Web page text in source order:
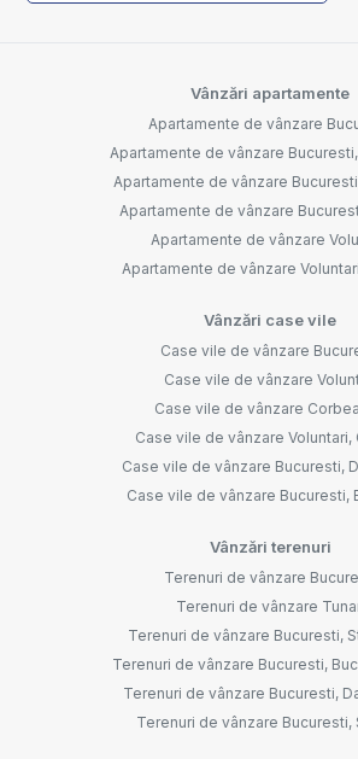
Vânzări apartamente
Apartamente de vânzare
Apartamente de vânzare
Apartamente de vânzare
Apartamente de vânzare
Apartamente de vânzare
Apartamente de vânzare
Vânzări case vile
Case vile de vânzare
Case vile de vânzare
Case vile de vânzare
Case vile de vânzare Voluntari,
Case vile de vânzare Bucuresti,
Case vile de vânzare Bucuresti,
Vânzări terenuri
Terenuri de vânzare
Terenuri de vânzare
Terenuri de vânzare Bucuresti,
Terenuri de vânzare Bucuresti,
Terenuri de vânzare Bucuresti,
Terenuri de vânzare Bucuresti,